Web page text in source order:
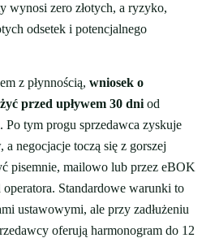
wynosi zero złotych, a ryzyko,
odsetek i potencjalnego
z płynnością, wniosek o
przed upływem 30 dni od
Po tym progu sprzedawca zyskuje
negocjacje toczą się z gorszej
pisemnie, mailowo lub przez eBOK
Standardowe warunki to
ustawowymi, ale przy zadłużeniu
oferują harmonogram do 12